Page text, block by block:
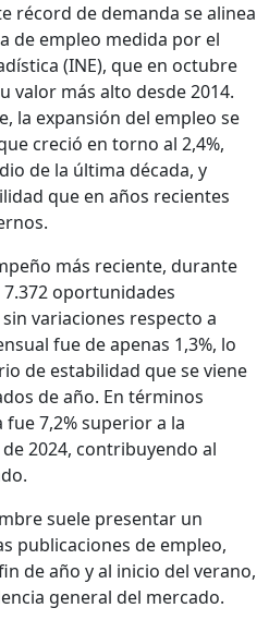
récord de demanda se alinea
de empleo medida por el
(INE), que en octubre
valor más alto desde 2014.
la expansión del empleo se
creció en torno al 2,4%,
de la última década, y
que en años recientes
más reciente, durante
oportunidades
variaciones respecto a
fue de apenas 1,3%, lo
de estabilidad que se viene
de año. En términos
7,2% superior a la
2024, contribuyendo al
suele presentar un
publicaciones de empleo,
de año y al inicio del verano,
general del mercado.